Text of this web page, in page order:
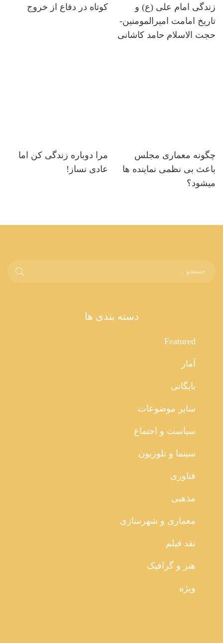
زندگی امام علی (ع) و
تاریخ امامت امیرالمومنین-
حجت الاسلام حامد کاشانی
کوتاه در دفاع از خروج
چگونه معماری مجلس
باعث بی نظمی نماینده ها
میشود؟
مرا دوباره زندگی کن اما
عادی نساز!
دسته بندی ها
Featured
آمار
بایگانی
سایر موضوعات
سیاست و اجتماع
سینما و تلوزیون
فناوری
مذهبی
معماری و شهرسازی
نقد فیلم
هنر و گرافیک
ویژه